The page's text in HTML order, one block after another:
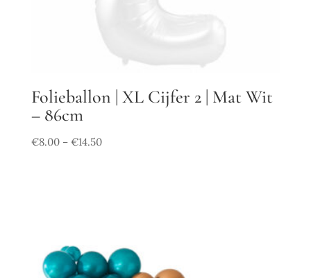
Folieballon | XL Cijfer 2 | Mat Wit
– 86cm
€8.00– €14.50